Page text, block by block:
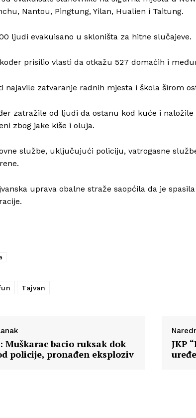
Nantou, Pingtung, Yilan, Hualien i Taitung.
ljudi evakuisano u skloništa za hitne slučajeve.
prisilio vlasti da otkažu 527 domaćih i
najavile zatvaranje radnih mjesta i škola širom
zatražile od ljudi da ostanu kod kuće i
zbog jake kiše i oluja.
službe, uključujući policiju, vatrogasne
uprava obalne straže saopćila da je
Tajvan
Muškarac bacio ruksak dok
policije, pronađen eksploziv
JKP